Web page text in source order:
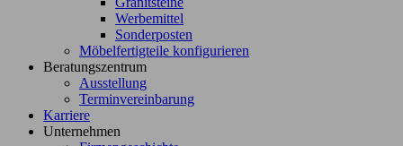
Werbemittel
Sonderposten
Möbelfertigteile konfigurieren
Beratungszentrum
Ausstellung
Terminvereinbarung
Karriere
Unternehmen